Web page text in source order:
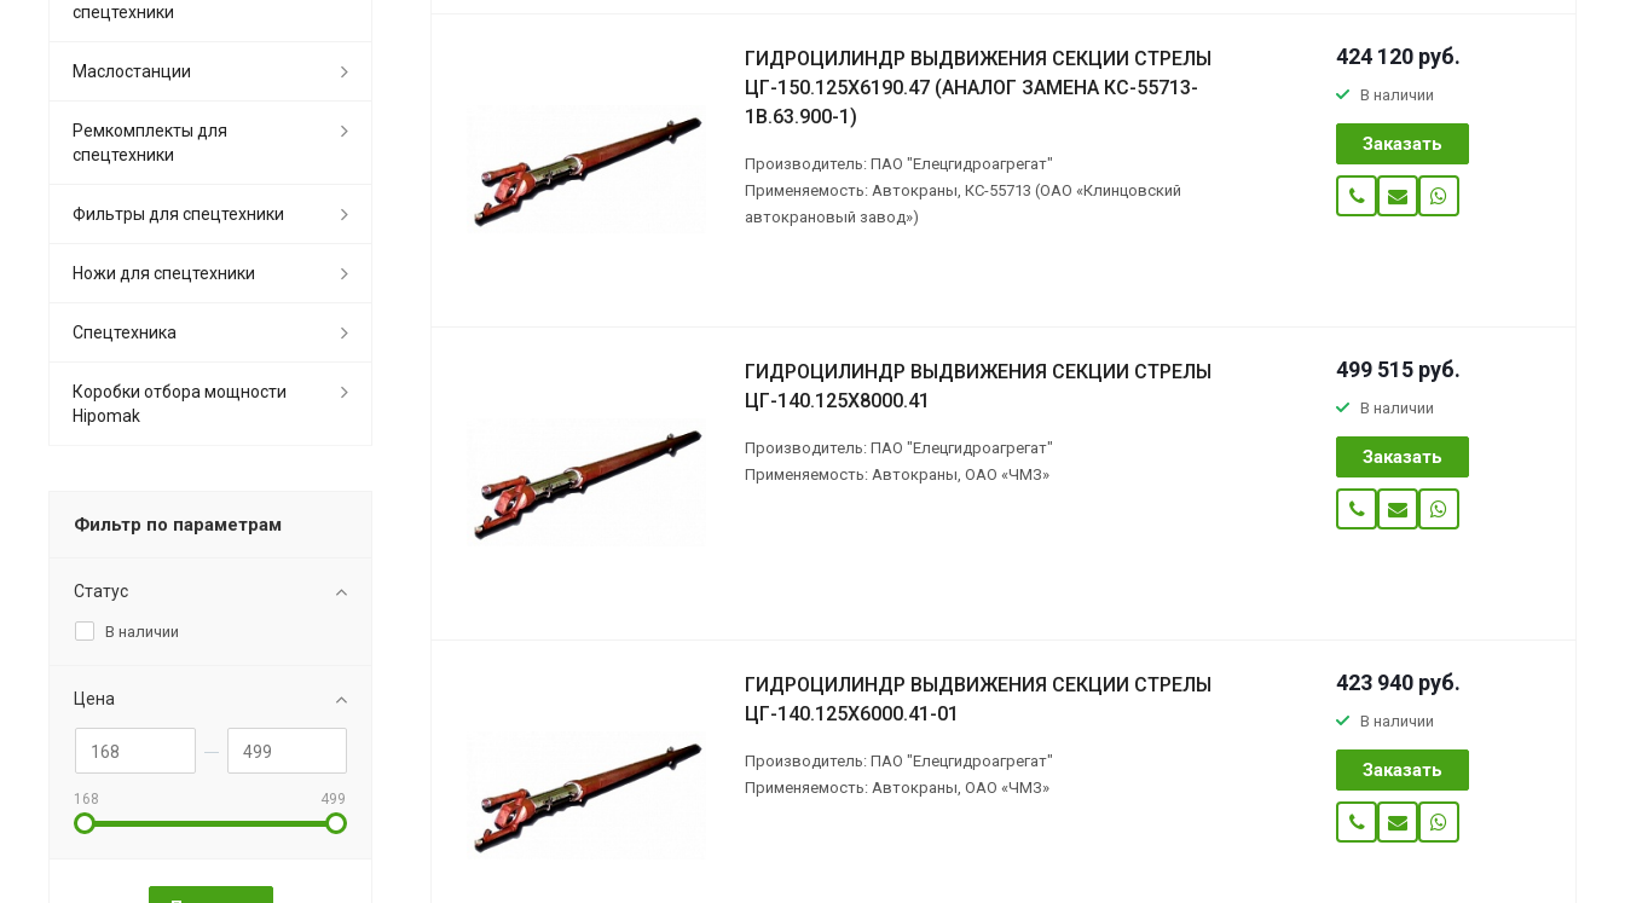
ГИДРОЦИЛИНДР ВЫДВИЖЕНИЯ СЕКЦИИ СТРЕЛЫ
ЦГ-150.125Х6190.47 (АНАЛОГ ЗАМЕНА КС-55713-
1В.63.900-1)
Производитель: ПАО "Елецгидроагрегат"
Применяемость: Автокраны, КС-55713 (ОАО «Клинцовский
автокрановый завод»)
424 120 руб.
В наличии
Заказать
ГИДРОЦИЛИНДР ВЫДВИЖЕНИЯ СЕКЦИИ СТРЕЛЫ
ЦГ-140.125Х8000.41
Производитель: ПАО "Елецгидроагрегат"
Применяемость: Автокраны, ОАО «ЧМЗ»
499 515 руб.
В наличии
Заказать
ГИДРОЦИЛИНДР ВЫДВИЖЕНИЯ СЕКЦИИ СТРЕЛЫ
ЦГ-140.125Х6000.41-01
Производитель: ПАО "Елецгидроагрегат"
Применяемость: Автокраны, ОАО «ЧМЗ»
423 940 руб.
В наличии
Заказать
спецтехники
Маслостанции
Ремкомплекты для
спецтехники
Фильтры для спецтехники
Ножи для спецтехники
Спецтехника
Коробки отбора мощности
Hipomak
Фильтр по параметрам
Статус
В наличии
Цена
168 499